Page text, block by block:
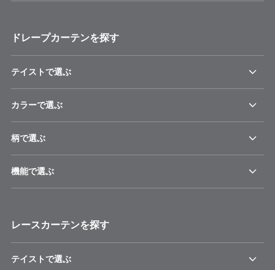
ドレープカーテンを探す
テイストで選ぶ
カラーで選ぶ
柄で選ぶ
機能で選ぶ
レースカーテンを探す
テイストで選ぶ